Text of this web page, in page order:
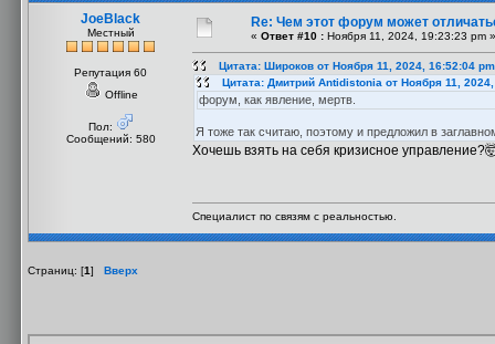
JoeBlack
Местный
Репутация 60
Offline
Пол:
Сообщений: 580
Re: Чем этот форум может
« Ответ #10 : Ноября 11, 2024, 19:23:23 pm »
Цитата: Широков от Ноября 11, 2024, 16:52:04 pm
Цитата: Дмитрий Antidistonia от Ноября 11,
форум, как явление, мертв.
Я тоже так считаю, поэтому и предложил в
Хочешь взять на себя кризисное
Специалист по связям с реальностью.
Страниц: [1] Вверх